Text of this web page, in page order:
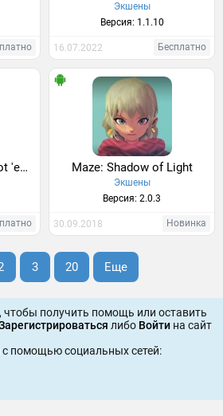
Экшены
Версия: 1.1.10
16.07.2022 Бесплатно
Dark Dot - Unique Shoot 'em Up Maze: Shadow of Light
Экшены
Версия: 2.0.3
30.09.2018 Новинка
3 20 Еще
получить помощь или оставить
либо Войти на сайт
помощью социальных сетей: